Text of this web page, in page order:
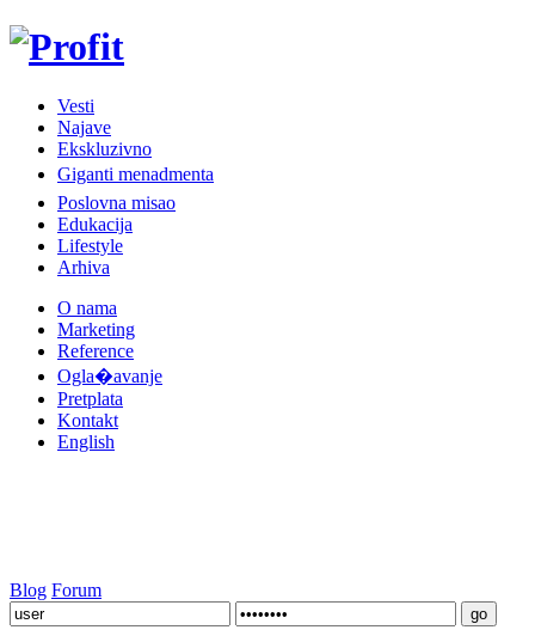
Vesti
Najave
Ekskluzivno
Giganti menadmenta
Poslovna misao
Edukacija
Lifestyle
Arhiva
O nama
Marketing
Reference
Ogla�avanje
Pretplata
Kontakt
English
Blog Forum